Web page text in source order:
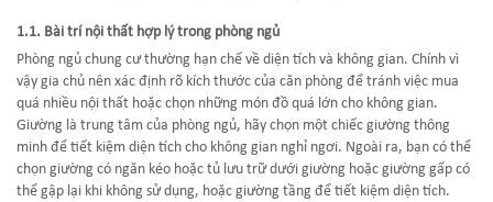
1.1. Bài trí nội thất hợp lý trong phòng ngủ
Phòng ngủ chung cư thường hạn chế về diện tích và không gian. Chính vì
vậy gia chủ nên xác định rõ kích thước của căn phòng để tránh việc mua
quá nhiều nội thất hoặc chọn những món đồ quá lớn cho không gian.
Giường là trung tâm của phòng ngủ, hãy chọn một chiếc giường thông
minh để tiết kiệm diện tích cho không gian nghỉ ngơi. Ngoài ra, bạn có thể
chọn giường có ngăn kéo hoặc tủ lưu trữ dưới giường hoặc giường gấp có
thể gập lại khi không sử dụng, hoặc giường tầng để tiết kiệm diện tích.